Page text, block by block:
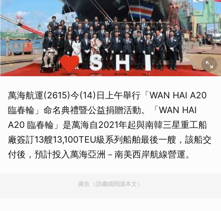
萬海航運(2615)今(14)日上午舉行「WAN HAI A20
臨春輪」命名典禮暨公益捐贈活動。「WAN HAI
A20 臨春輪」是萬海自2021年起與南韓三星重工船
廠簽訂13艘13,100TEU級系列船舶最後一艘，該船交
付後，預計投入萬海亞洲－南美西岸航線營運。
廣告（請繼續閱讀本文）